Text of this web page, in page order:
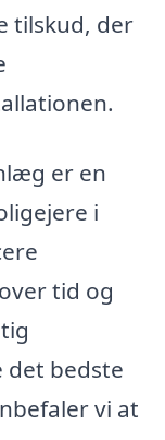
tilskud, der
er en
i
tid og
det bedste
vi at